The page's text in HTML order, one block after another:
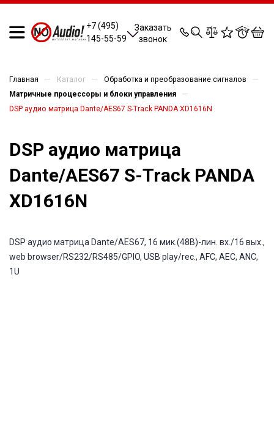
+7 (495)
145-55-59
Заказать
звонок
0 0 0 0
Главная — Каталог — Обработка и преобразование сигналов —
Матричные процессоры и блоки управления —
DSP аудио матрица Dante/AES67 S-Track PANDA XD1616N
DSP аудио матрица
Dante/AES67 S-Track PANDA
XD1616N
DSP аудио матрица Dante/AES67, 16 мик.(48В)-лин. вх./16 вых.,
web browser/RS232/RS485/GPIO, USB play/rec., AFC, AEC, ANC,
1U